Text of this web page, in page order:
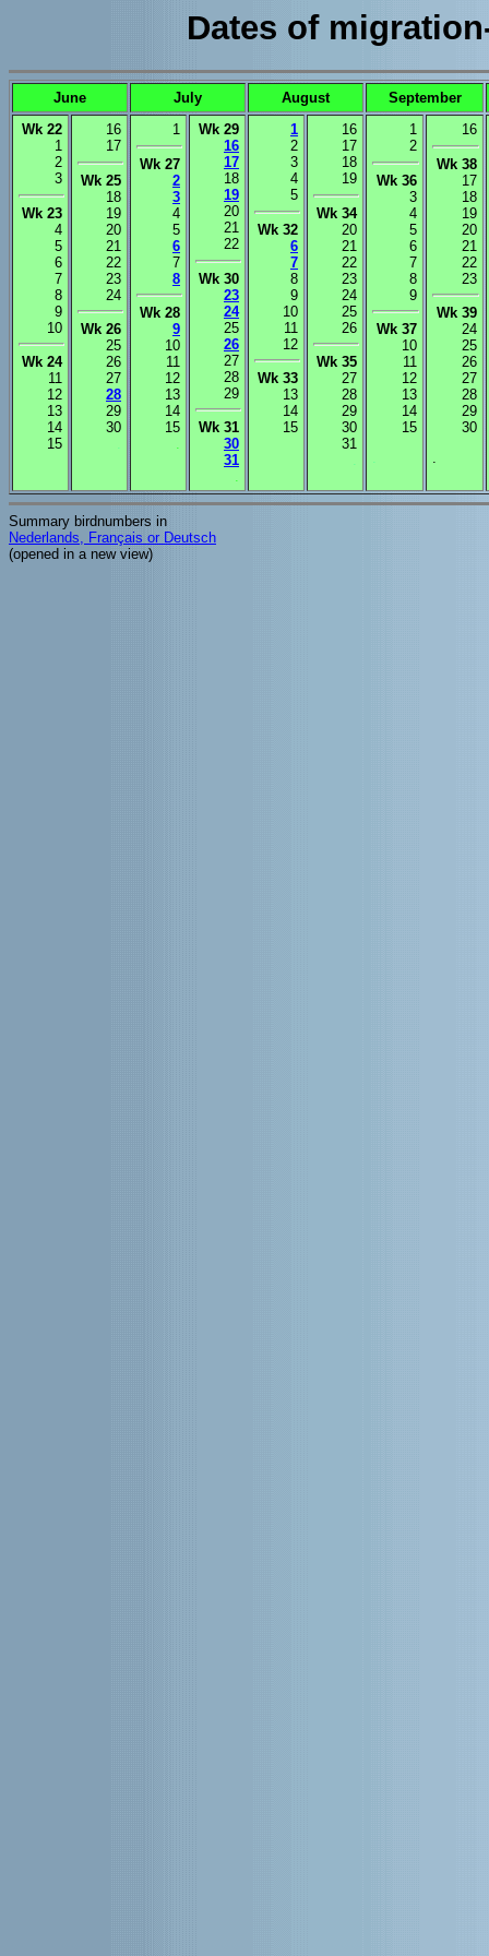
Dates of
June July August
September
Wk 22
1
2
3
Wk 23
4
5
6
7
8
9
10
Wk 24
11
12
13
14
15
16
17
Wk 25
18
19
20
21
22
23
24
Wk 26
25
26
27
28
29
30
1
Wk 27
2
3
4
5
6
7
8
Wk 28
9
10
11
12
13
14
15
Wk 29
16
17
18
19
20
21
22
Wk 30
23
24
25
26
27
28
29
Wk 31
30
31
1
2
3
4
5
Wk 32
6
7
8
9
10
11
12
Wk 33
13
14
15
16
17
18
19
Wk 34
20
21
22
23
24
25
26
Wk 35
27
28
29
30
31
1
2
Wk 36
3
4
5
6
7
8
9
Wk 37
10
11
12
13
14
15
.
16
Wk 38
17
18
19
20
21
22
23
Wk 39
24
25
26
27
28
29
30
.
Summary birdnumbers in
Nederlands, Français or Deutsch
(opened in a new view)